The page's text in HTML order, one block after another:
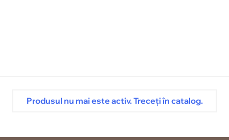
Produsul nu mai este activ. Treceți în catalog.